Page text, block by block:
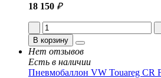
18 150 ₽
В корзину
Нет отзывов
Есть в наличии
Пневмобаллон VW Touareg CR